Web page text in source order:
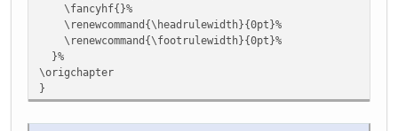
‎ \fancyhf{}‎%
‎\renewcommand{\headrulewidth}{0pt}‎%
‎\renewcommand{\footrulewidth}{0pt}‎%
}%
‎\origchapter‎
}‎‎